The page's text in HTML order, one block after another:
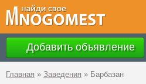
Добавить объявление
Главная » Заведения » Барбазан